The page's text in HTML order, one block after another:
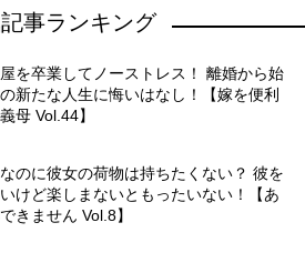
事ランキング
を卒業してノーストレス！ 離婚から始
新たな人生に悔いはなし！【嫁を便利
母 Vol.44】
のに彼女の荷物は持ちたくない？ 彼を
けど楽しまないともったいない！【あ
きません Vol.8】